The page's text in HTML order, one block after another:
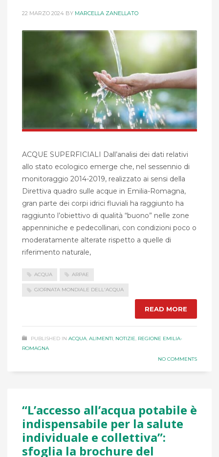
22 MARZO 2024 BY MARCELLA ZANELLATO
ACQUE SUPERFICIALI Dall’analisi dei dati relativi
allo stato ecologico emerge che, nel sessennio di
monitoraggio 2014-2019, realizzato ai sensi della
Direttiva quadro sulle acque in Emilia-Romagna,
gran parte dei corpi idrici fluviali ha raggiunto ha
raggiunto l’obiettivo di qualità “buono” nelle zone
appenniniche e pedecollinari, con condizioni poco o
moderatamente alterate rispetto a quelle di
riferimento naturale,
ACQUA ARPAE
GIORNATA MONDIALE DELL'ACQUA
READ MORE
PUBLISHED IN ACQUA, ALIMENTI, NOTIZIE, REGIONE EMILIA-
ROMAGNA
NO COMMENTS
“L’accesso all’acqua potabile è
indispensabile per la salute
individuale e collettiva”:
sfoglia la brochure del